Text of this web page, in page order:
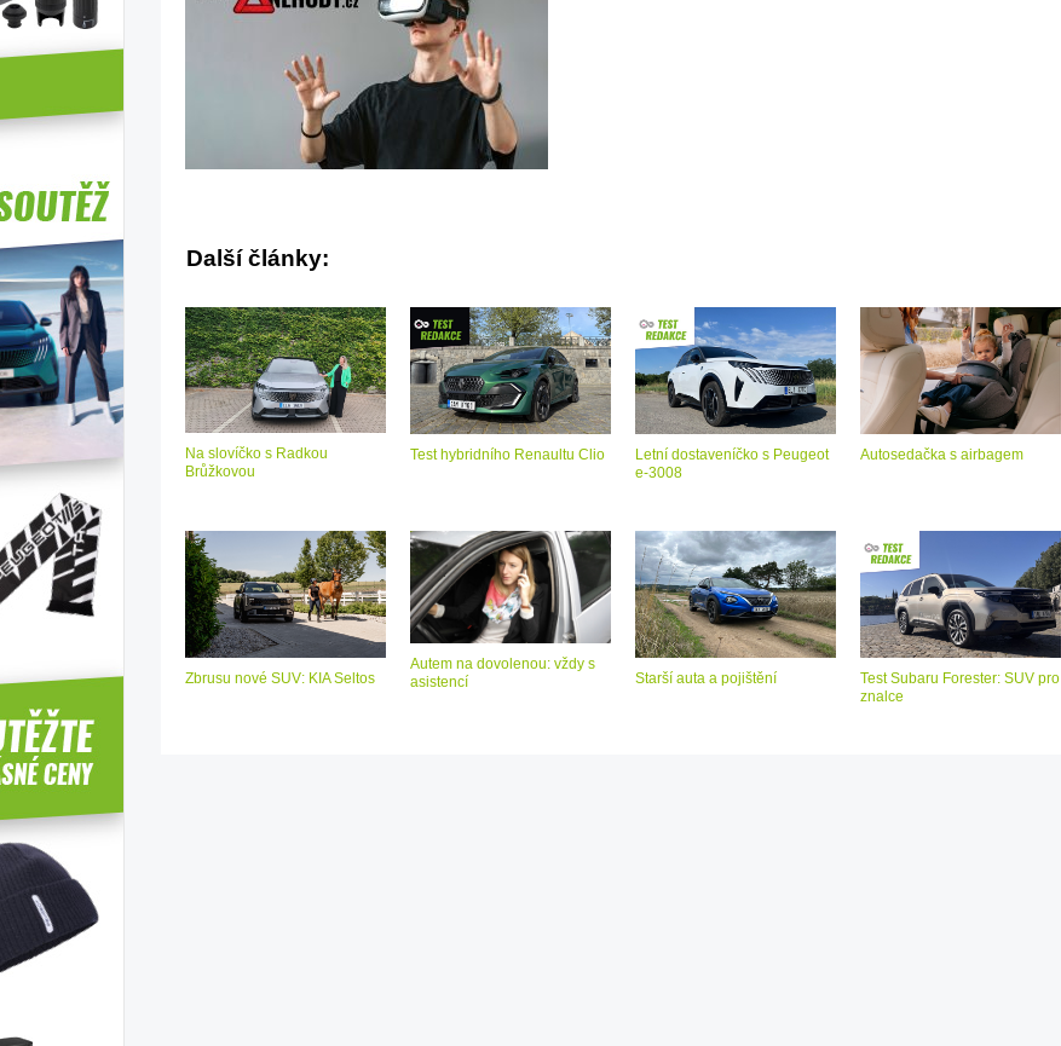
Další články:
Na slovíčko s Radkou
Brůžkovou
Test hybridního Renaultu Clio
Letní dostaveníčko s Peugeot
e-3008
Autosedačka s airbagem
Zbrusu nové SUV: KIA Seltos
Autem na dovolenou: vždy s
asistencí
Starší auta a pojištění
Test Subaru Forester: SUV pro
znalce